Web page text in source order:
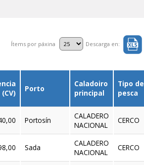
Ítems por páxina Descarga en:
(CV)
Porto
Caladoiro
principal
Tipo de
pesca
Portosín
CALADERO
NACIONAL
CERCO
Sada
CALADERO
NACIONAL
CERCO